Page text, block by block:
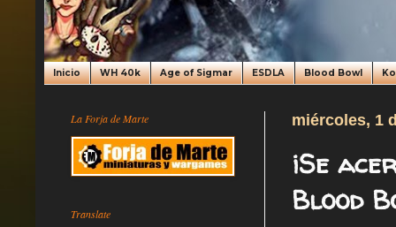
Inicio WH 40k Age of Sigmar ESDLA Blood Bowl
miércoles, 1
¡Se
Blood
La Forja de Marte
Translate